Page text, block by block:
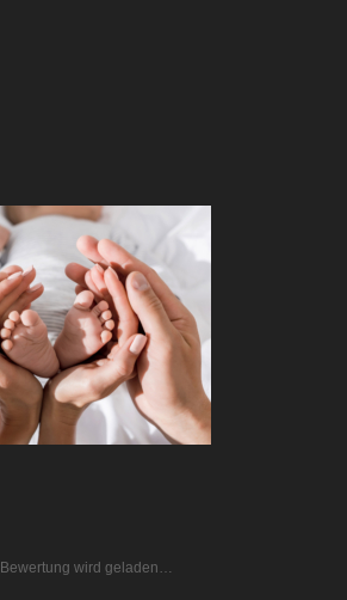
Bewertung wird geladen…